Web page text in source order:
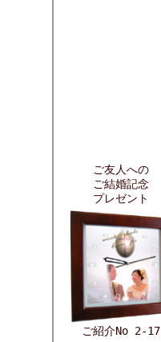
ご友人への
ご結婚記念
プレゼント
ご紹介No 2-17